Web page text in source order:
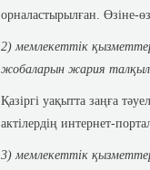
орналастырылған. Өзіне-
2) мемлекеттік
жобаларын жария
Қазіргі уақытта заңға
актілердің интернет-
3) мемлекеттік